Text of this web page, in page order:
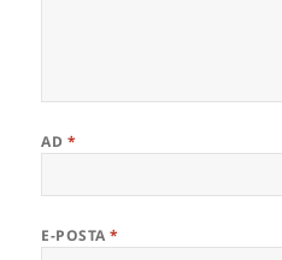
AD *
E-POSTA*